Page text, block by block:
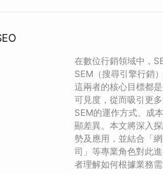
在數位行銷領域中，
SEM（搜尋引擎行銷
這兩者的核心目標都
可見度，從而吸引更
SEM的運作方式、成
顯差異。本文將深入
勢及應用，並結合「
司」等專業角色對此
者理解如何根據業務